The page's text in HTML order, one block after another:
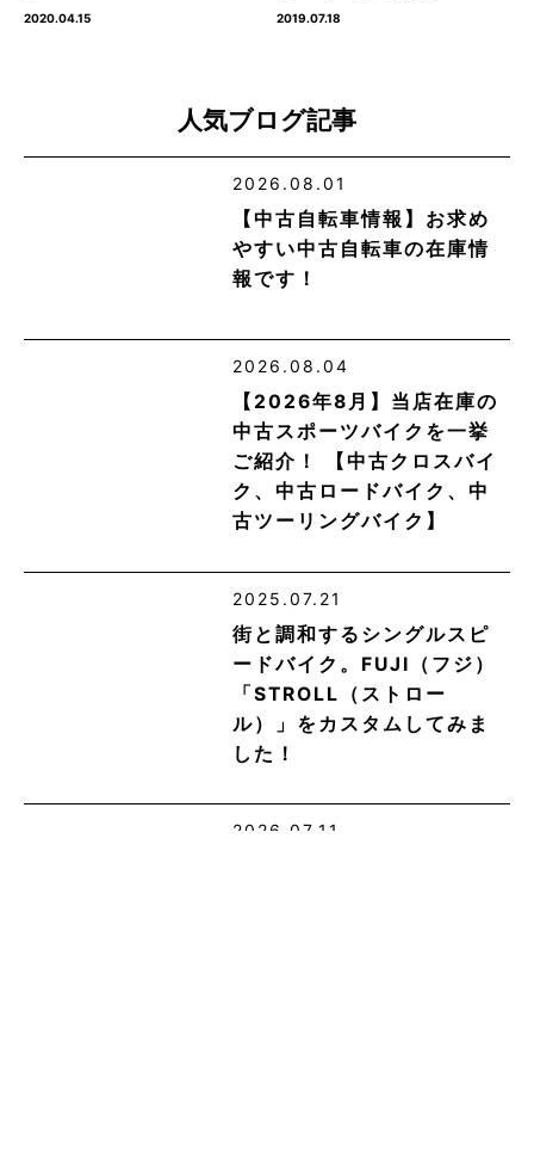
2020.04.15 2019.07.18
人気ブログ記事
2026.08.01
【中古自転車情報】お求め
やすい中古自転車の在庫情
報です！
2026.08.04
【2026年8月】当店在庫の
中古スポーツバイクを一挙
ご紹介！ 【中古クロスバイ
ク、中古ロードバイク、中
古ツーリングバイク】
2025.07.21
街と調和するシングルスピ
ードバイク。FUJI（フジ）
「STROLL（ストロー
ル）」をカスタムしてみま
した！
2026.07.11